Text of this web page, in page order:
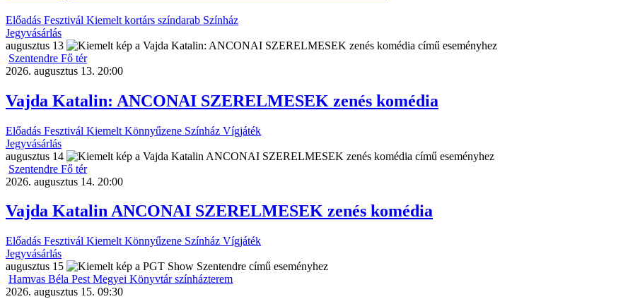
Előadás Fesztivál Kiemelt kortárs színdarab Színház
Jegyvásárlás
augusztus 13
Szentendre Fő tér
2026. augusztus 13. 20:00
Vajda Katalin: ANCONAI SZERELMESEK zenés komédia
Előadás Fesztivál Kiemelt Könnyűzene Színház Vígjáték
Jegyvásárlás
augusztus 14
Szentendre Fő tér
2026. augusztus 14. 20:00
Vajda Katalin ANCONAI SZERELMESEK zenés komédia
Előadás Fesztivál Kiemelt Könnyűzene Színház Vígjáték
Jegyvásárlás
augusztus 15
Hamvas Béla Pest Megyei Könyvtár színházterem
2026. augusztus 15. 09:30